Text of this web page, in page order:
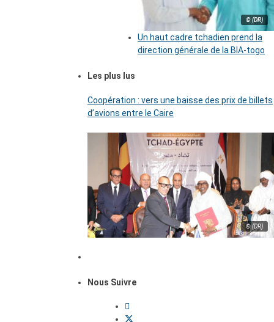
© (DR)
Un haut cadre tchadien prend la
direction générale de la BIA-togo
Les plus lus
Coopération : vers une baisse des prix de billets
d’avions entre le Caire
© (DR)
Nous Suivre